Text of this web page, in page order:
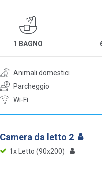
1 BAGNO
Animali domestici
Parcheggio
Wi-Fi
Camera da letto 2
1x Letto (90x200)